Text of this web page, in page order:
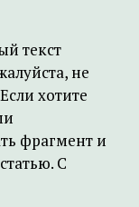
текст
не
хотите
фрагмент и
С